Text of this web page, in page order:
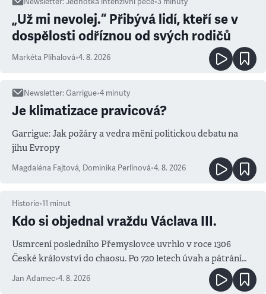
„Už mi nevolej.“ Přibývá lidí, kteří se v
dospělosti odříznou od svých rodičů
Markéta Plíhalová•4. 8. 2026
Newsletter:Garrigue•4 minuty
Je klimatizace pravicová?
Garrigue: Jak požáry a vedra mění politickou debatu na
jihu Evropy
Magdaléna Fajtová, Dominika Perlínová•4. 8. 2026
Historie•11 minut
Kdo si objednal vraždu Václava III.
Usmrcení posledního Přemyslovce uvrhlo v roce 1306
České království do chaosu. Po 720 letech úvah a pátrání
Jan Adamec•4. 8. 2026